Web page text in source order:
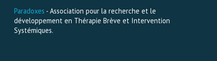
Paradoxes - Association pour la recherche et le
développement en Thérapie Brève et Intervention
Systémiques.